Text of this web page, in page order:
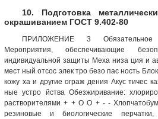
10. Подготовка
окрашиванием ГОСТ 9.402-80
ПРИЛОЖЕНИЕ 3 Обязательное
Мероприятия, обеспечивающие
индивидуальной защиты Меха низа ция и
мест ный отсос элек тро безо пас ность
кожу ха и другие ограж дения Акус тичес
ные устро йства Обезжиривание:
растворителями + + О О + - -
резиновые и биологические